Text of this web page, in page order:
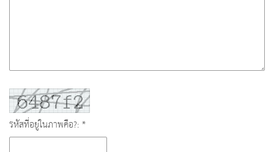
รหัสที่อยู่ในภาพคือ?: *